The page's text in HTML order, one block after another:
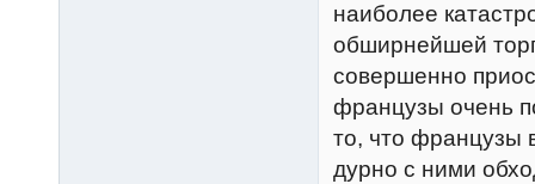
наиболее
обширнейшей
совершенно
французы очень
то, что французы
дурно с ними